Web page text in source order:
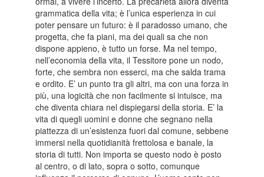
grammatica della vita; è l’unica esperienza in cui
poter pensare un futuro: è il paradosso umano, che
progetta, che fa piani, ma dei quali sa che non
dispone appieno, è tutto un forse. Ma nel tempo,
nell’economia della vita, il Tessitore pone un nodo,
forte, che sembra non esserci, ma che salda trama
e ordito. E’ un punto tra gli altri, ma con una forza in
più, una logicità che non facilmente si intuisce, ma
che diventa chiara nel dispiegarsi della storia. E’ la
vita di quegli uomini e donne che segnano nella
piattezza di un’esistenza fuori dal comune, sebbene
immersi nella quotidianità frettolosa e banale, la
storia di tutti. Non importa se questo nodo è posto
al centro, o di lato, sopra o sotto, comunque